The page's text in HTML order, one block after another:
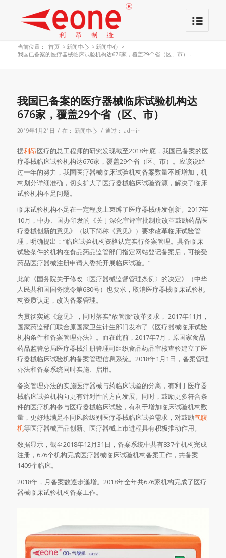
当前位置： 首页 > 新闻中心 > 新闻中心 >
我国已备案的医疗器械临床试验机构达676家，覆盖29个省（区、市）...
我国已备案的医疗器械临床试验机构达
676家，覆盖29个省（区、市）
2019年1月21日 / 在： 新闻中心 / 通过： admin
据利昂医疗的总工程师的研究发现截至2018年底，我国已备案的医
疗器械临床试验机构达676家，覆盖29个省（区、市）。应该说经
过一年的努力，我国医疗器械临床试验机构备案数量不断增加，机
构划分详细准确，切实扩大了医疗器械临床试验资源，解决了临床
试验机构不足问题。
临床试验机构不足在一定程度上束缚了医疗器械研发创新。2017年
10月，中办、国办印发的《关于深化审评审批制度改革鼓励药品医
疗器械创新的意见》（以下简称《意见》）要求改革临床试验管
理，明确提出：“临床试验机构资格认定实行备案管理。具备临床
试验条件的机构在食品药品监管部门指定网站登记备案后，可接受
药品医疗器械注册申请人委托开展临床试验。”
此前《国务院关于修改〈医疗器械监督管理条例〉的决定》（中华
人民共和国国务院令第680号）也要求，取消医疗器械临床试验机
构资质认定，改为备案管理。
为贯彻实施《意见》，同时落实“放管服”改革要求， 2017年11月，
国家药监部门联合原国家卫生计生部门发布了《医疗器械临床试验
机构条件和备案管理办法》。而在此前，2017年7月，原国家食品
药品监管总局医疗器械注册管理司组织食品药品审核查验建立了医
疗器械临床试验机构备案管理信息系统。2018年1月1日，备案管理
办法和备案系统同时实施、启用。
备案管理办法的实施医疗器械与药临床试验的分离，有利于医疗器
械临床试验机构向更有针对性的方向发展。同时，鼓励更多符合条
件的医疗机构参与医疗器械临床试验，有利于增加临床试验机构数
量，更好地满足不同风险级别医疗器械临床试验需求，对鼓励气腹
机等医疗器械产品创新、医疗器械上市进程具有积极推动作用。
数据显示，截至2018年12月31日，备案系统中共有837个机构完成
注册，676个机构完成医疗器械临床试验机构备案工作，共备案
1409个临床。
2018年，月备案数逐步递增。2018年全年共676家机构完成了医疗
器械临床试验机构备案工作。